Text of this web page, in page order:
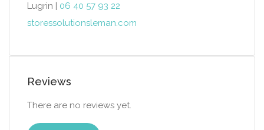
Lugrin | 06 40 57 93 22
storessolutionsleman.com
Reviews
There are no reviews yet.